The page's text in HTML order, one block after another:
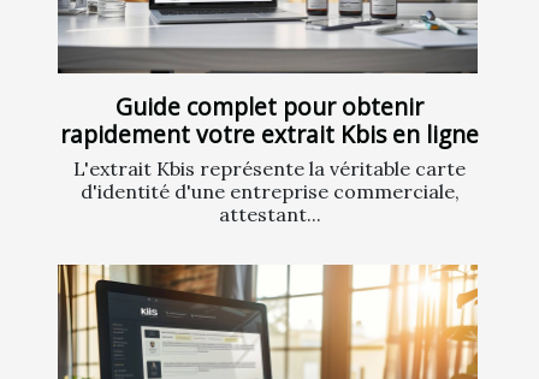
Guide complet pour obtenir
rapidement votre extrait Kbis en ligne
L'extrait Kbis représente la véritable carte
d'identité d'une entreprise commerciale,
attestant...